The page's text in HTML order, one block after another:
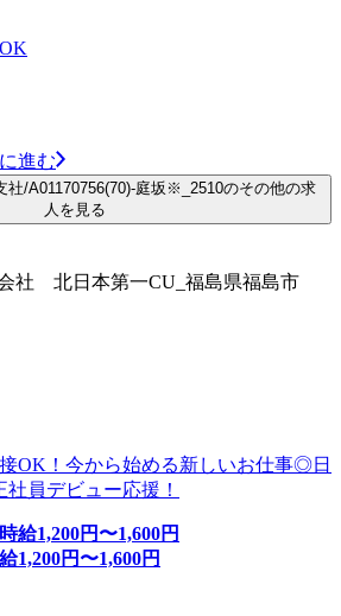
進む
社/A01170756(70)-庭坂※_2510のその他の求
人を見る
社 北日本第一CU_福島県福島市
接OK！今から始める新しいお仕事◎日
員デビュー応援！
時給1,200円〜1,600円
1,200円〜1,600円